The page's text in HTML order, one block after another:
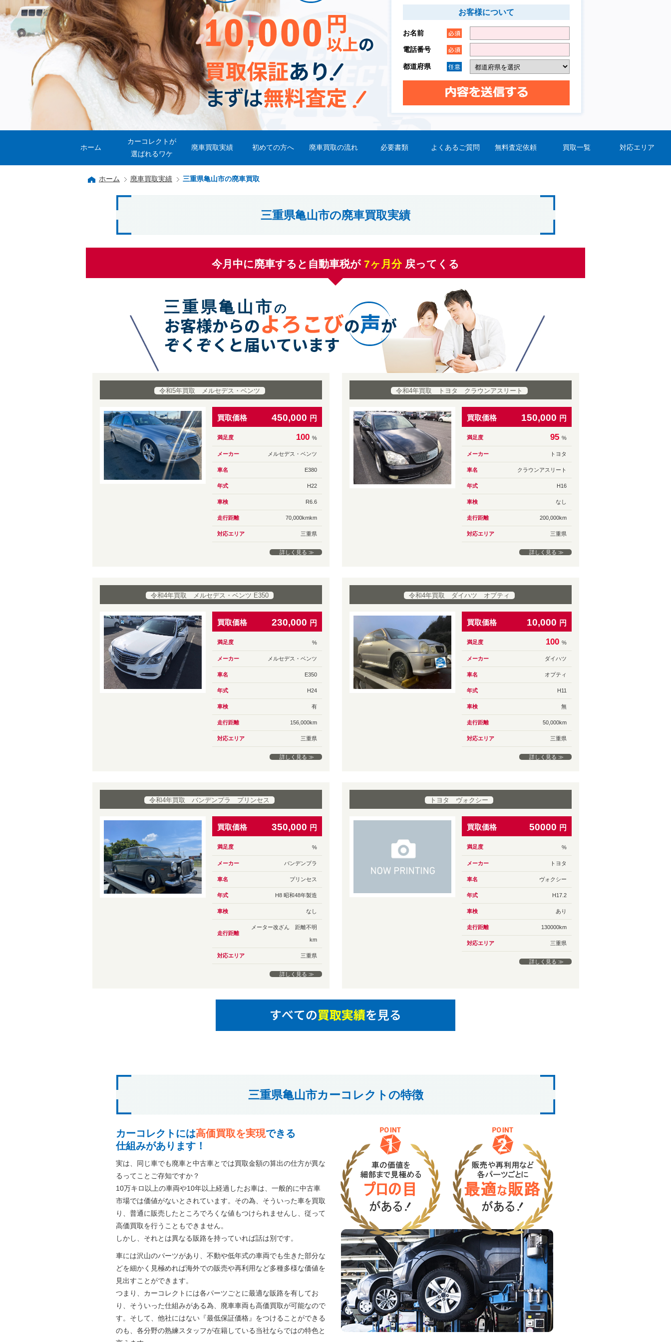
お客様について
お名前
電話番号
都道府県
ホーム
カーコレクトが
選ばれるワケ
廃車買取実績 初めての方へ 廃車買取の流れ 必要書類 よくあるご質問 無料査定依頼 買取一覧 対応エリア
ホーム 廃車買取実績 三重県亀山市の廃車買取
三重県亀山市の廃車買取実績
今月中に廃車すると自動車税が 7ヶ月分戻ってくる
三重県亀山市 の
令和5年買取 メルセデス・ベンツ
買取価格 450,000 円
満足度 100 %
メーカー メルセデス・ベンツ
車名 E380
年式 H22
車検 R6.6
走行距離 70,000kmkm
対応エリア 三重県
詳しく見る ≫
令和4年買取 トヨタ クラウンアスリート
買取価格 150,000 円
満足度 95 %
メーカー トヨタ
車名 クラウンアスリート
年式 H16
車検 なし
走行距離 200,000km
対応エリア 三重県
詳しく見る ≫
令和4年買取 メルセデス・ベンツ E350
買取価格 230,000 円
満足度 %
メーカー メルセデス・ベンツ
車名 E350
年式 H24
車検 有
走行距離 156,000km
対応エリア 三重県
詳しく見る ≫
令和4年買取 ダイハツ オプティ
買取価格 10,000 円
満足度 100 %
メーカー ダイハツ
車名 オプティ
年式 H11
車検 無
走行距離 50,000km
対応エリア 三重県
詳しく見る ≫
令和4年買取 バンデンプラ プリンセス
買取価格 350,000 円
満足度 %
メーカー バンデンプラ
車名 プリンセス
年式 H8 昭和48年製造
車検 なし
走行距離
メーター改ざん 距離不明
km
対応エリア 三重県
詳しく見る ≫
トヨタ ヴォクシー
買取価格 50000 円
満足度 %
メーカー トヨタ
車名 ヴォクシー
年式 H17.2
車検 あり
走行距離 130000km
対応エリア 三重県
詳しく見る ≫
三重県亀山市カーコレクトの特徴
カーコレクトには高価買取を実現できる
仕組みがあります！
実は、同じ車でも廃車と中古車とでは買取金額の算出の仕方が異な
るってことご存知ですか？
10万キロ以上の車両や10年以上経過したお車は、一般的に中古車
市場では価値がないとされています。その為、そういった車を買取
り、普通に販売したところでろくな値もつけられませんし、従って
高価買取を行うこともできません。
しかし、それとは異なる販路を持っていれば話は別です。
車には沢山のパーツがあり、不動や低年式の車両でも生きた部分な
どを細かく見極めれば海外での販売や再利用など多種多様な価値を
見出すことができます。
つまり、カーコレクトには各パーツごとに最適な販路を有してお
り、そういった仕組みがある為、廃車車両も高価買取が可能なので
す。そして、他社にはない『最低保証価格』をつけることができる
のも、各分野の熟練スタッフが在籍している当社ならではの特色と